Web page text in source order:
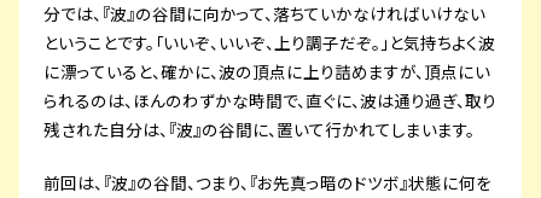
分では、『波』の谷間に向かって、落ちていかなければいけない
ということです。「いいぞ、いいぞ、上り調子だぞ。」と気持ちよく波
に漂っていると、確かに、波の頂点に上り詰めますが、頂点にい
られるのは、ほんのわずかな時間で、直ぐに、波は通り過ぎ、取り
残された自分は、『波』の谷間に、置いて行かれてしまいます。
前回は、『波』の谷間、つまり、『お先真っ暗のドツボ』状態に何を